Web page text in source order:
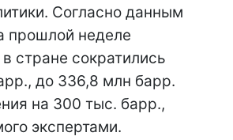
Согласно данным
прошлой неделе
стране сократились
до 336,8 млн барр.
на 300 тыс. барр.,
экспертами.